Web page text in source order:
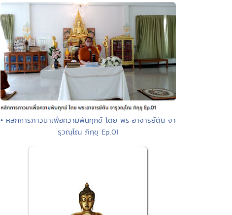
• หลักการภาวนาเพื่อความพ้นทุกข์ โดย พระอาจารย์ต้น จา
รุวณฺโณ ภิกฺขุ Ep.01